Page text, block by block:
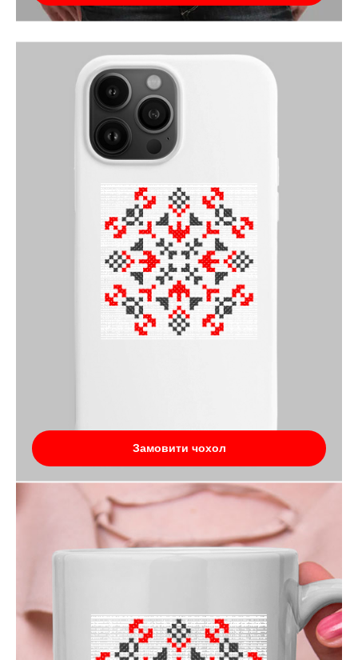
Замовити чохол